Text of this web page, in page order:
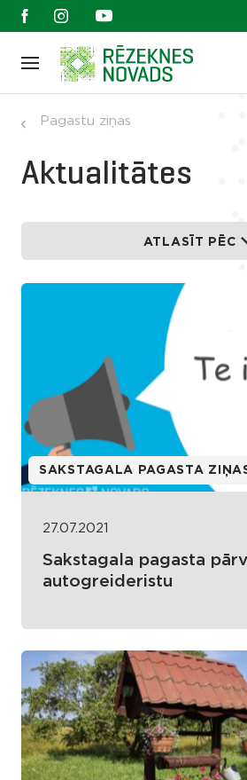
Pagastu ziņas
Aktualitātes
ATLASĪT PĒC
SAKSTAGALA PAGASTA
27.07.2021
Sakstagala pagasta
autogreideristu